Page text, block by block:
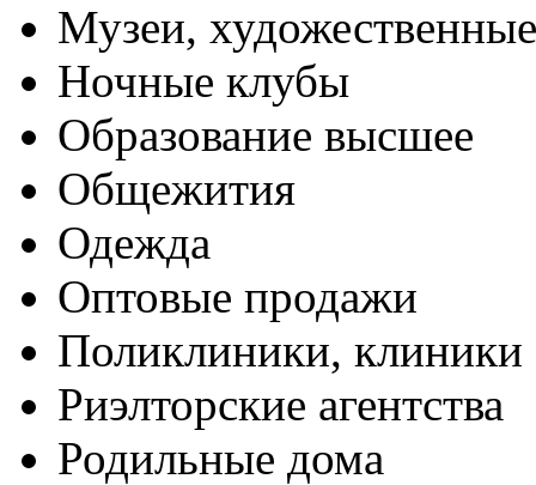
Музеи,
Ночные клубы
Образование высшее
Общежития
Одежда
Оптовые продажи
Поликлиники, клиники
Риэлторские агентства
Родильные дома